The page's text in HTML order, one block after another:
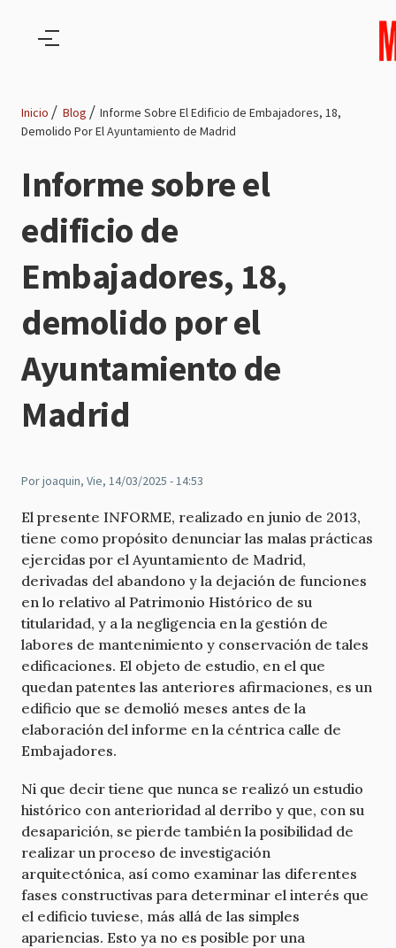
de
navegación
Inicio Blog
Informe Sobre El Edificio de Embajadores, 18,
Demolido Por El Ayuntamiento de Madrid
Informe sobre el
edificio de
Embajadores, 18,
demolido por el
Ayuntamiento de
Madrid
Porjoaquin, Vie, 14/03/2025 - 14:53
El presente INFORME, realizado en junio de 2013,
tiene como propósito denunciar las malas prácticas
ejercidas por el Ayuntamiento de Madrid,
derivadas del abandono y la dejación de funciones
en lo relativo al Patrimonio Histórico de su
titularidad, y a la negligencia en la gestión de
labores de mantenimiento y conservación de tales
edificaciones. El objeto de estudio, en el que
quedan patentes las anteriores afirmaciones, es un
edificio que se demolió meses antes de la
elaboración del informe en la céntrica calle de
Embajadores.
Ni que decir tiene que nunca se realizó un estudio
histórico con anterioridad al derribo y que, con su
desaparición, se pierde también la posibilidad de
realizar un proceso de investigación
arquitectónica, así como examinar las diferentes
fases constructivas para determinar el interés que
el edificio tuviese, más allá de las simples
apariencias. Esto ya no es posible por una